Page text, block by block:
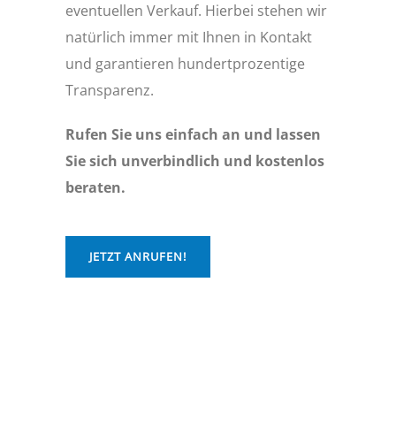
eventuellen Verkauf. Hierbei stehen wir
natürlich immer mit Ihnen in Kontakt
und garantieren hundertprozentige
Transparenz.
Rufen Sie uns einfach an und lassen
Sie sich unverbindlich und kostenlos
beraten.
JETZT ANRUFEN!